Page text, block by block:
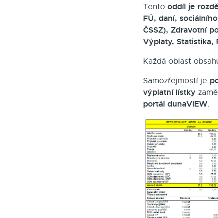
Tento oddíl je
FÚ, daní,
ČSSZ), Zdravotní
Výplaty, Statistika,
Každá oblast
Samozřejmostí je
výplatní lístky
portál dunaVIEW.